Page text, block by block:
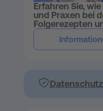
Erfahren Sie,
und Praxen bei
Folgerezepten